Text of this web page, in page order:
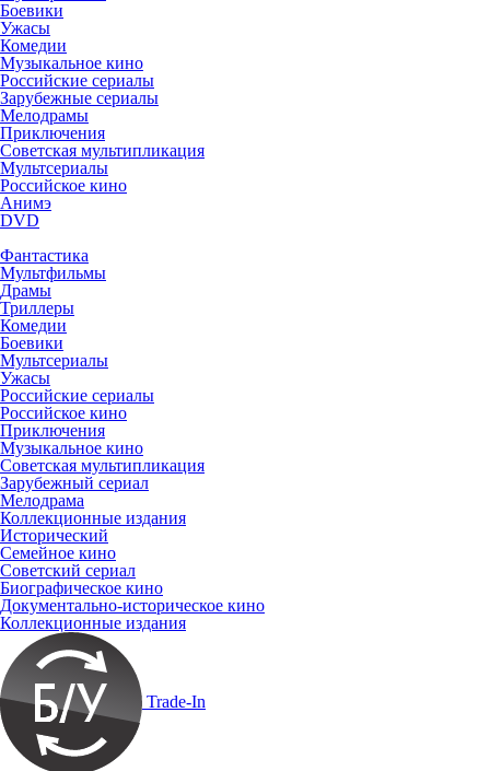
Боевики
Ужасы
Комедии
Музыкальное кино
Российские сериалы
Зарубежные сериалы
Мелодрамы
Приключения
Советская мультипликация
Мультсериалы
Российское кино
Анимэ
DVD
Фантастика
Мультфильмы
Драмы
Триллеры
Комедии
Боевики
Мультсериалы
Ужасы
Российские сериалы
Российское кино
Приключения
Музыкальное кино
Советская мультипликация
Зарубежный сериал
Мелодрама
Коллекционные издания
Исторический
Семейное кино
Советский сериал
Биографическое кино
Документально-историческое кино
Коллекционные издания
Trade-In